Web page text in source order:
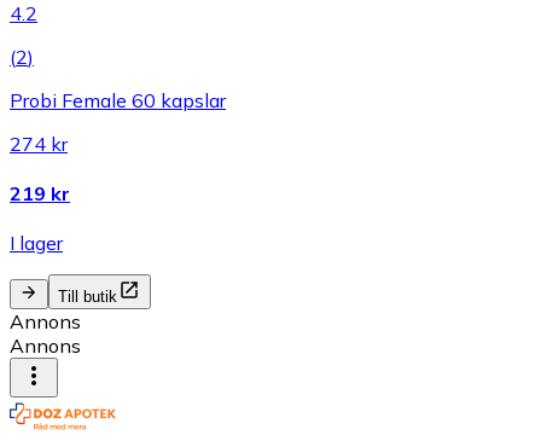
4.2
(2)
Probi Female 60 kapslar
274 kr
219 kr
I lager
Till butik
Annons
Annons